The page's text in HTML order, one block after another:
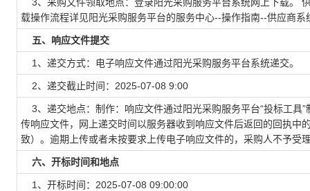
载操作流程详见阳光采购服务平台的服务中心--操作指南--供应商系
五、响应文件提交
1、递交方式：电子响应文件通过阳光采购服务平台系统递交。
2、递交截止时间：2025-07-08 9:00
3、递交地点：制作：响应文件通过阳光采购服务平台“投标工具
传响应文件，网上递交时间以服务器收到响应文件后返回的回执
致）。逾期上传或者未按要求上传电子响应文件的，采购人不予受
六、开标时间和地点
1、开标时间：2025-07-08 09:00:00